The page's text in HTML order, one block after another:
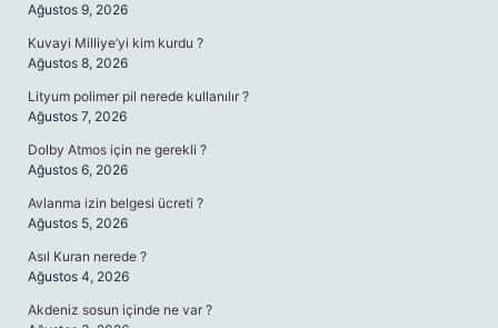
Ağustos 9, 2026
Kuvayi Milliye’yi kim kurdu ?
Ağustos 8, 2026
Lityum polimer pil nerede kullanılır ?
Ağustos 7, 2026
Dolby Atmos için ne gerekli ?
Ağustos 6, 2026
Avlanma izin belgesi ücreti ?
Ağustos 5, 2026
Asıl Kuran nerede ?
Ağustos 4, 2026
Akdeniz sosun içinde ne var ?